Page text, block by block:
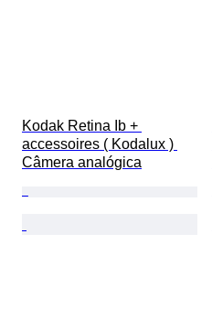
Kodak Retina Ib +
accessoires ( Kodalux )
Câmera analógica